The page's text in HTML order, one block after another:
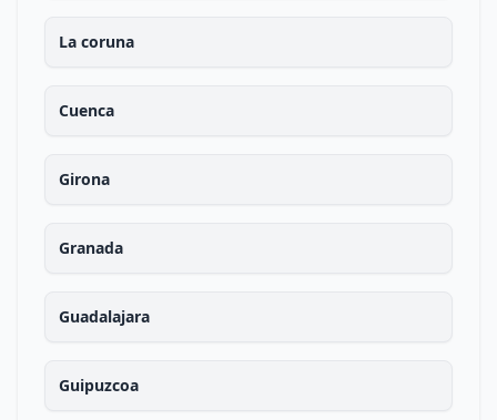
La coruna
Cuenca
Girona
Granada
Guadalajara
Guipuzcoa